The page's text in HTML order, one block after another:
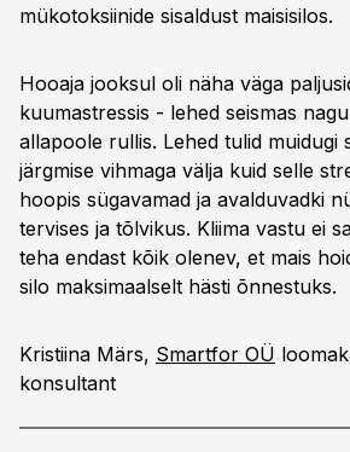
mükotoksiinide sisaldust maisisilos.
Hooaja jooksul oli näha väga
kuumastressis - lehed seismas
allapoole rullis. Lehed tulid muidugi
järgmise vihmaga välja kuid selle
hoopis sügavamad ja avalduvadki
tervises ja tõlvikus. Kliima vastu ei
teha endast kõik olenev, et mais
silo maksimaalselt hästi õnnestuks.
Kristiina Märs, Smartfor OÜ
konsultant